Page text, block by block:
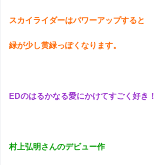
スカイライダーはパワーアップすると
緑が少し黄緑っぽくなります。
EDのはるかなる愛にかけてすごく好き！
村上弘明さんのデビュー作